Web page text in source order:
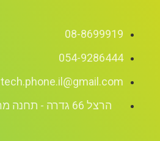
08-8699919
054-9286444
tech.phone.il@gmail.com
הרצל 66 גדרה - תחנה מרכזית אגד